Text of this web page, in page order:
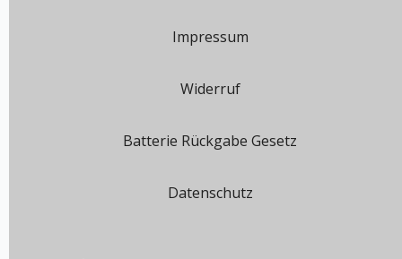
Impressum
Widerruf
Batterie Rückgabe Gesetz
Datenschutz